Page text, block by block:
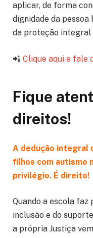
aplicar, de forma
dignidade da pessoa
da proteção integral
📲 Clique aqui e fale
Fique
direitos!
A dedução integral
filhos com autismo
privilégio. É direito!
Quando a escola faz
inclusão e do
a própria Justiça